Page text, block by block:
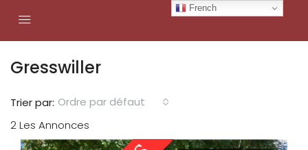
Gresswiller
2 Les Annonces
Trier par: Ordre par défaut
French